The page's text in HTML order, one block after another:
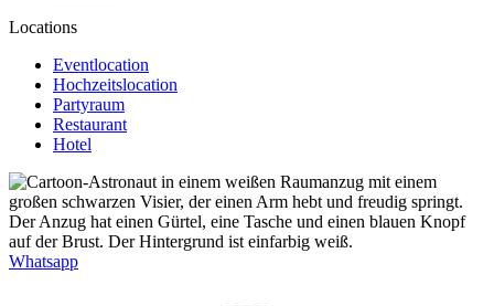
Locations
Eventlocation
Hochzeitslocation
Partyraum
Restaurant
Hotel
Whatsapp